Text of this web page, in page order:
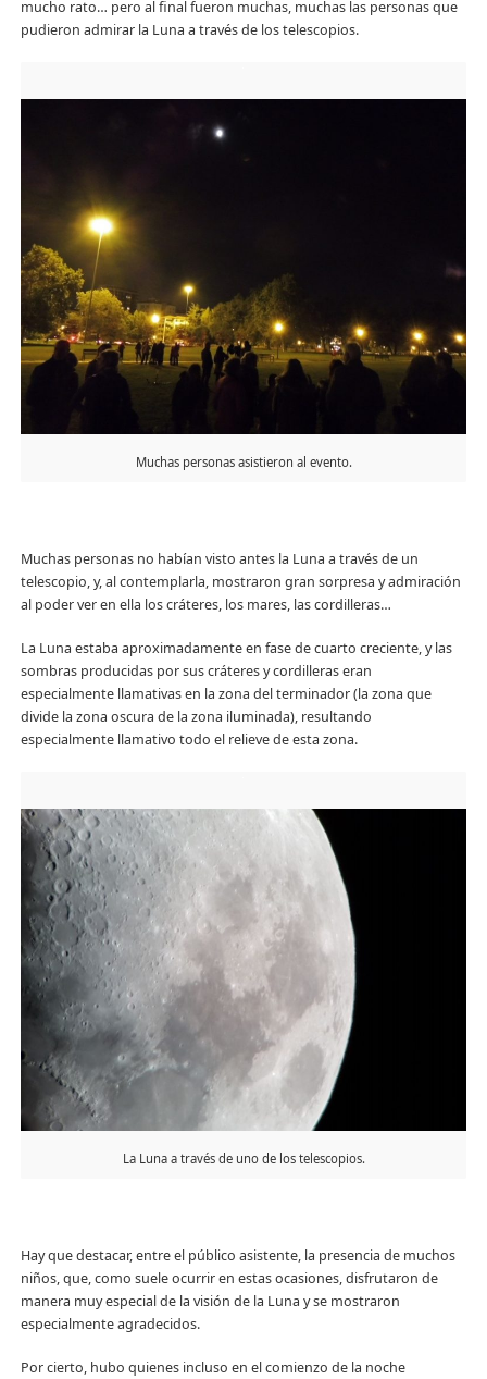
mucho rato… pero al final fueron muchas, muchas las personas que
pudieron admirar la Luna a través de los telescopios.
Muchas personas asistieron al evento.
Muchas personas no habían visto antes la Luna a través de un
telescopio, y, al contemplarla, mostraron gran sorpresa y admiración
al poder ver en ella los cráteres, los mares, las cordilleras…
La Luna estaba aproximadamente en fase de cuarto creciente, y las
sombras producidas por sus cráteres y cordilleras eran
especialmente llamativas en la zona del terminador (la zona que
divide la zona oscura de la zona iluminada), resultando
especialmente llamativo todo el relieve de esta zona.
La Luna a través de uno de los telescopios.
Hay que destacar, entre el público asistente, la presencia de muchos
niños, que, como suele ocurrir en estas ocasiones, disfrutaron de
manera muy especial de la visión de la Luna y se mostraron
especialmente agradecidos.
Por cierto, hubo quienes incluso en el comienzo de la noche